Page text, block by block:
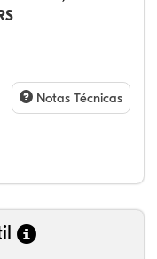
Notas Técnicas